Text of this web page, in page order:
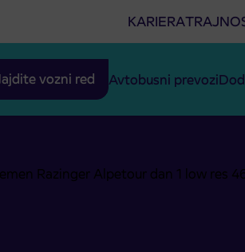
KARIERA
vozni red Avtobusni prevozi